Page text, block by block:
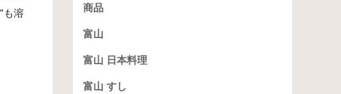
も溶
商品
富山
富山 日本料理
富山 すし